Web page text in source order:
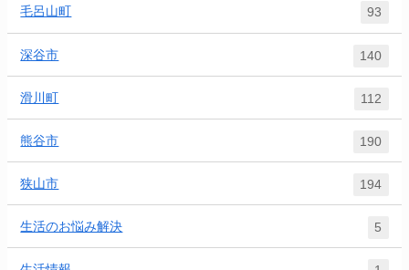
毛呂山町 93
深谷市 140
滑川町 112
熊谷市 190
狭山市 194
生活のお悩み解決 5